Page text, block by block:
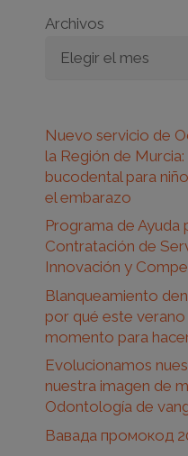
Archivos
Nuevo servicio de
la Región de
bucodental para
el embarazo
Programa de Ayuda
Contratación de
Innovación y
Blanqueamiento
por qué este
momento para
Evolucionamos
nuestra imagen de
Odontología de
Вавада промокод